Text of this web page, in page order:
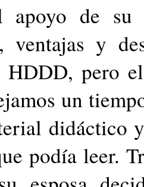
apoyo de
ventajas y
HDDD, pero
un
didáctico
podía leer.